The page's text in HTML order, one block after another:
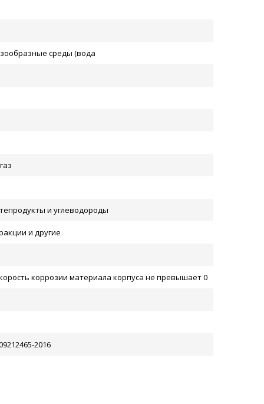
среды (вода
и углеводороды
и другие
коррозии материала корпуса не превышает 0
2016